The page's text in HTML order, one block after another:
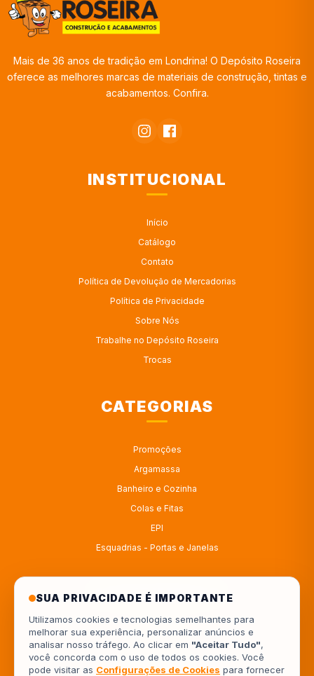
Mais de 36 anos de tradição em Londrina! O Depósito Roseira
oferece as melhores marcas de materiais de construção, tintas e
acabamentos. Confira.
INSTITUCIONAL
Início
Catálogo
Contato
Política de Devolução de Mercadorias
Política de Privacidade
Sobre Nós
Trabalhe no Depósito Roseira
Trocas
CATEGORIAS
Promoções
Argamassa
Banheiro e Cozinha
Colas e Fitas
EPI
Esquadrias - Portas e Janelas
ATENDIMENTO
4333414222
554333414222
SUA PRIVACIDADE É IMPORTANTE
Utilizamos cookies e tecnologias semelhantes para
melhorar sua experiência, personalizar anúncios e
analisar nosso tráfego. Ao clicar em "Aceitar Tudo",
você concorda com o uso de todos os cookies. Você
pode visitar as Configurações de Cookies para fornecer